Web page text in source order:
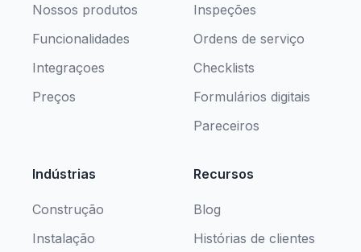
Nossos produtos
Funcionalidades
Integraçoes
Preços
Inspeções
Ordens de serviço
Checklists
Formulários digitais
Pareceiros
Indústrias
Construção
Instalação
Recursos
Blog
Histórias de clientes